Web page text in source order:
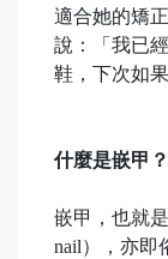
適合她的矯
說：「我已
鞋，下次如
什麼是嵌甲？
嵌甲，也就是
nail），亦即